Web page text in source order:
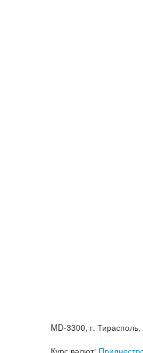
MD-3300, г.
Курс валют: